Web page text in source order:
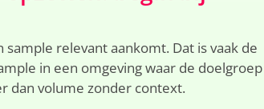
relevant aankomt. Dat is vaak de
in een omgeving waar de doelgroep
dan volume zonder context.